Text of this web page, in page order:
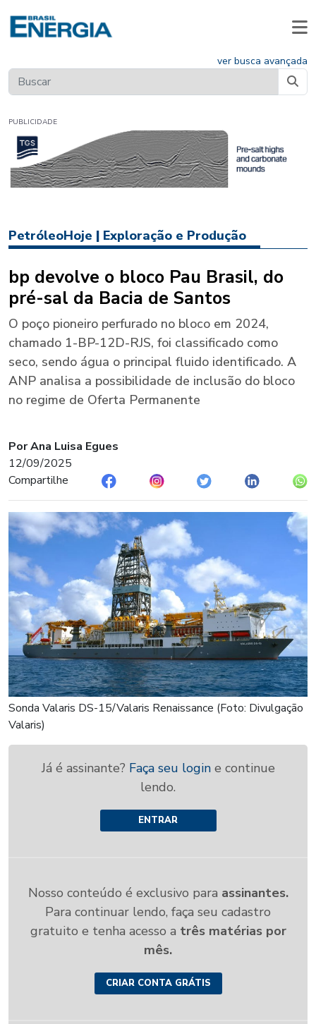
ver busca avançada
PUBLICIDADE
PetróleoHoje | Exploração e Produção
bp devolve o bloco Pau Brasil, do
pré-sal da Bacia de Santos
O poço pioneiro perfurado no bloco em 2024,
chamado 1-BP-12D-RJS, foi classificado como
seco, sendo água o principal fluido identificado. A
ANP analisa a possibilidade de inclusão do bloco
no regime de Oferta Permanente
Por Ana Luisa Egues
12/09/2025
Compartilhe
Sonda Valaris DS-15/Valaris Renaissance (Foto: Divulgação
Valaris)
Já é assinante? Faça seu login e continue
lendo.
ENTRAR
Nosso conteúdo é exclusivo para assinantes.
Para continuar lendo, faça seu cadastro
gratuito e tenha acesso a três matérias por
mês.
CRIAR CONTA GRÁTIS